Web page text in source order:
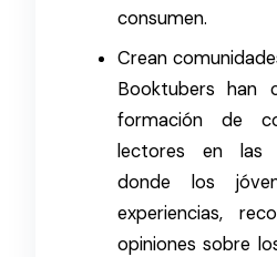
consumen.
Crean
Booktubers han
formación de
lectores en las
donde los
experiencias,
opiniones sobre